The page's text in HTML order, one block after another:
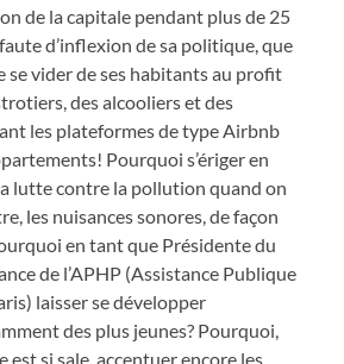
de la capitale pendant plus de 25
d’inflexion de sa politique, que
se vider de ses habitants au profit
des alcooliers et des
les plateformes de type Airbnb
Pourquoi s’ériger en
lutte contre la pollution quand on
les nuisances sonores, de façon
en tant que Présidente du
de l’APHP (Assistance Publique
laisser se développer
des plus jeunes? Pourquoi,
est si sale, accentuer encore les